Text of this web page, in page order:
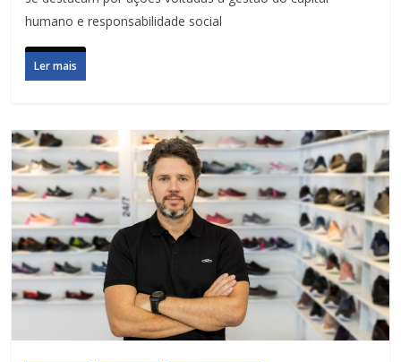
humano e responsabilidade social
Ler mais